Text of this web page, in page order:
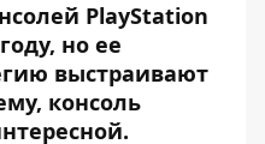
PlayStation
но ее
выстраивают
консоль